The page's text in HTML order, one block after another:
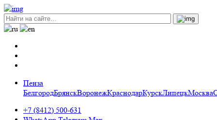
Пенза
БелгородБрянскВоронежКраснодарКурскЛипецкМосква
+7 (8412) 500-631